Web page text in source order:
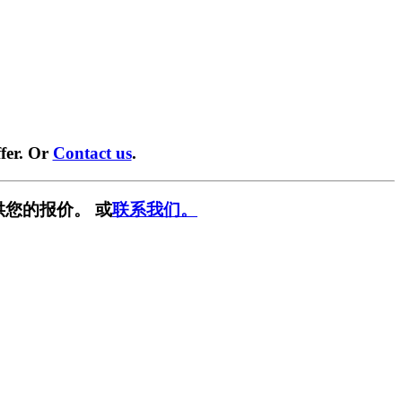
Or Contact us.
您的报价。 或联系我们。